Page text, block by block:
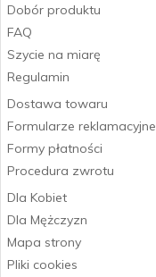
Dobór produktu
FAQ
Szycie na miarę
Regulamin
Dostawa towaru
Formularze reklamacyjne
Formy płatności
Procedura zwrotu
Dla Kobiet
Dla Mężczyzn
Mapa strony
Pliki cookies